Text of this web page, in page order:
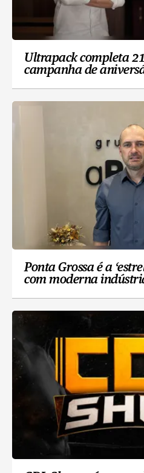
Ultrapack completa
campanha de
Ponta Grossa é a
com moderna